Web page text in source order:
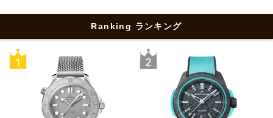
Ranking ランキング